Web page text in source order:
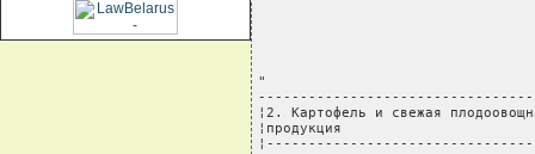
"
¦2. Картофель и свежая
¦продукция